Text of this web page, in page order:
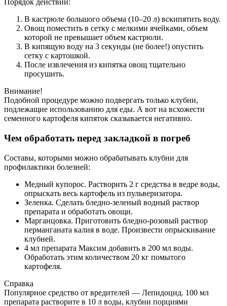
Порядок действий:
В кастрюле большого объема (10–20 л) вскипятить воду.
Овощ поместить в сетку с мелкими ячейками, объем
которой не превышает объем кастрюли.
В кипящую воду на 3 секунды (не более!) опустить
сетку с картошкой.
После извлечения из кипятка овощ тщательно
просушить.
Внимание!
Подобной процедуре можно подвергать только клубни,
подлежащие использованию для еды. А вот на всхожести
семенного картофеля кипяток сказывается негативно.
Чем обработать перед закладкой в погреб
Составы, которыми можно обрабатывать клубни для
профилактики болезней:
Медный купорос. Растворить 2 г средства в ведре воды,
опрыскать весь картофель из пульверизатора.
Зеленка. Сделать бледно-зеленый водный раствор
препарата и обработать овощи.
Марганцовка. Приготовить бледно-розовый раствор
перманганата калия в воде. Произвести опрыскивание
клубней.
4 мл препарата Максим добавить в 200 мл воды.
Обработать этим количеством 20 кг помытого
картофеля.
Справка
Популярное средство от вредителей — Лепидоцид. 100 мл
препарата растворите в 10 л воды, клубни порциями